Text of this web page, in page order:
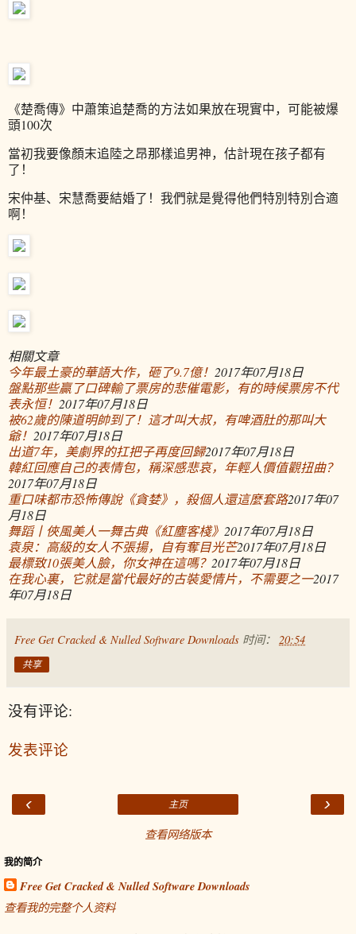
《楚喬傳》中蕭策追楚喬的方法如果放在現實中，可能被爆
頭100次
當初我要像顏末追陸之昂那樣追男神，估計現在孩子都有
了！
宋仲基、宋慧喬要結婚了！我們就是覺得他們特別特別合適
啊！
相關文章
今年最土豪的華語大作，砸了9.7億！ 2017年07月18日
盤點那些贏了口碑輸了票房的悲催電影，有的時候票房不代
表永恒！ 2017年07月18日
被62歲的陳道明帥到了！這才叫大叔，有啤酒肚的那叫大
爺！ 2017年07月18日
出道7年，美劇界的扛把子再度回歸2017年07月18日
韓紅回應自己的表情包，稱深感悲哀，年輕人價值觀扭曲？
2017年07月18日
重口味都市恐怖傳說《貪婪》，殺個人還這麼套路2017年07
月18日
舞蹈丨俠風美人一舞古典《紅塵客棧》 2017年07月18日
袁泉：高級的女人不張揚，自有奪目光芒2017年07月18日
最標致10張美人臉，你女神在這嗎？ 2017年07月18日
在我心裏，它就是當代最好的古裝愛情片，不需要之一2017
年07月18日
Free Get Cracked & Nulled Software Downloads 时间： 20:54
共享
没有评论:
发表评论
‹ ›
主页
查看网络版本
我的简介
Free Get Cracked & Nulled Software Downloads
查看我的完整个人资料